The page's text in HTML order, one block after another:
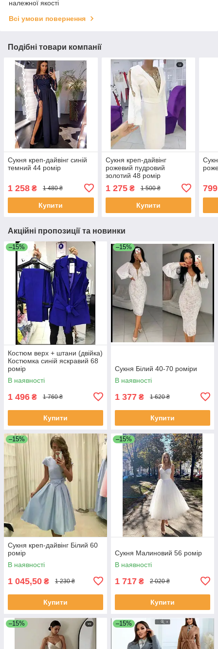
належної якості
Всі умови повернення
Подібні товари компанії
Сукня креп-дайвінг синій
темний 44 ромір
1 258 ₴ 1 480 ₴
Купити
Сукня креп-дайвінг
рожевий пудровий
золотий 48 ромір
1 275₴ 1 500 ₴
Купити
799
Акційні пропозиції та новинки
–15%
Костюм верх + штани (двійка)
Костюмка синій яскравий 68
ромір
В наявності
1 496 ₴ 1 760 ₴
Купити
–15%
Сукня Білий 40-70 роміри
В наявності
1 377 ₴ 1 620 ₴
Купити
–15%
Сукня креп-дайвінг Білий 60
ромір
В наявності
1 045,50 ₴ 1 230 ₴
Купити
–15%
Сукня Малиновий 56 ромір
В наявності
1 717 ₴ 2 020 ₴
Купити
–15% –15%